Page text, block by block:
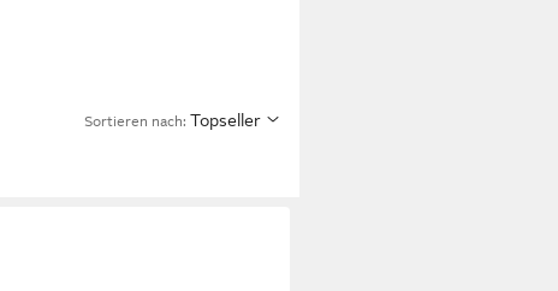
Sortieren nach: Topseller